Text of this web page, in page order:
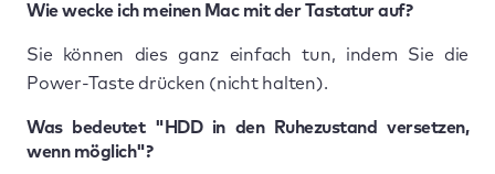
Wie wecke ich meinen Mac mit der Tastatur auf?
Sie können dies ganz einfach tun, indem Sie die
Power-Taste drücken (nicht halten).
Was bedeutet "HDD in den Ruhezustand versetzen,
wenn möglich"?